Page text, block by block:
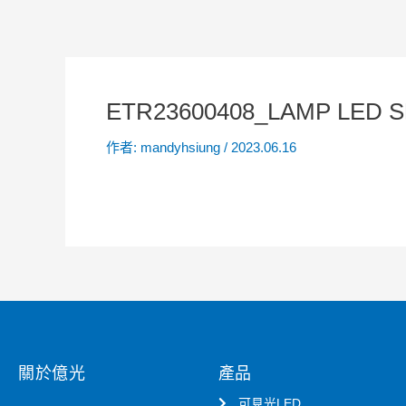
ETR23600408_LAMP LED
作者: mandyhsiung / 2023.06.16
關於億光 產品